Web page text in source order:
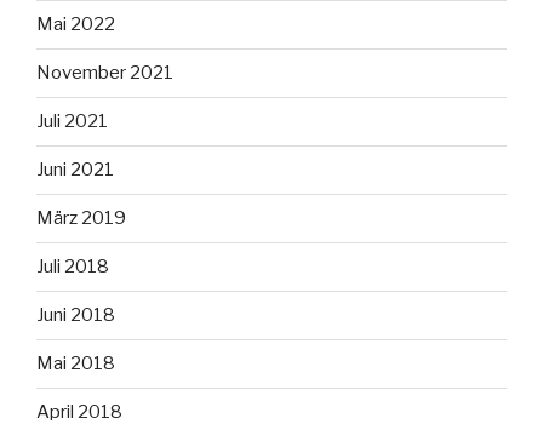
Mai 2022
November 2021
Juli 2021
Juni 2021
März 2019
Juli 2018
Juni 2018
Mai 2018
April 2018